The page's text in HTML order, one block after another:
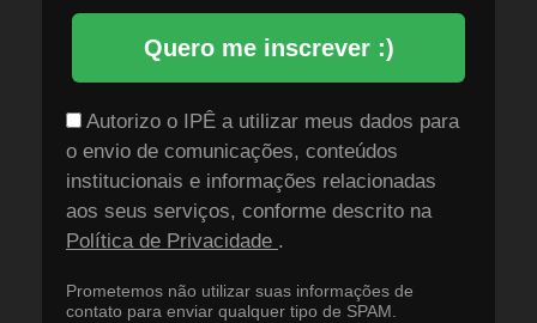
Quero me inscrever :)
Autorizo o IPÊ a utilizar meus dados para
o envio de comunicações, conteúdos
institucionais e informações relacionadas
aos seus serviços, conforme descrito na
Política de Privacidade .
Prometemos não utilizar suas informações de
contato para enviar qualquer tipo de SPAM.